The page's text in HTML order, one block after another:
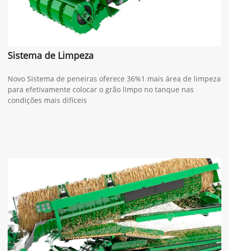
Sistema de Limpeza
Novo Sistema de peneiras oferece 36%1 mais área de limpeza
para efetivamente colocar o grão limpo no tanque nas
condições mais difíceis